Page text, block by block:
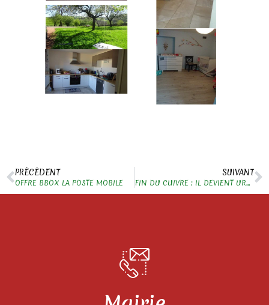
PRÉCÉDENT
OFFRE BBOX LA POSTE MOBILE
SUIVANT
FIN DU CUIVRE : IL DEVIENT URGENT DE PASSER A LA FIBRE